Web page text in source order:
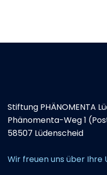
Stiftung PHÄNOMENTA
Phänomenta-Weg 1
58507 Lüdenscheid
Wir freuen uns über Ihre